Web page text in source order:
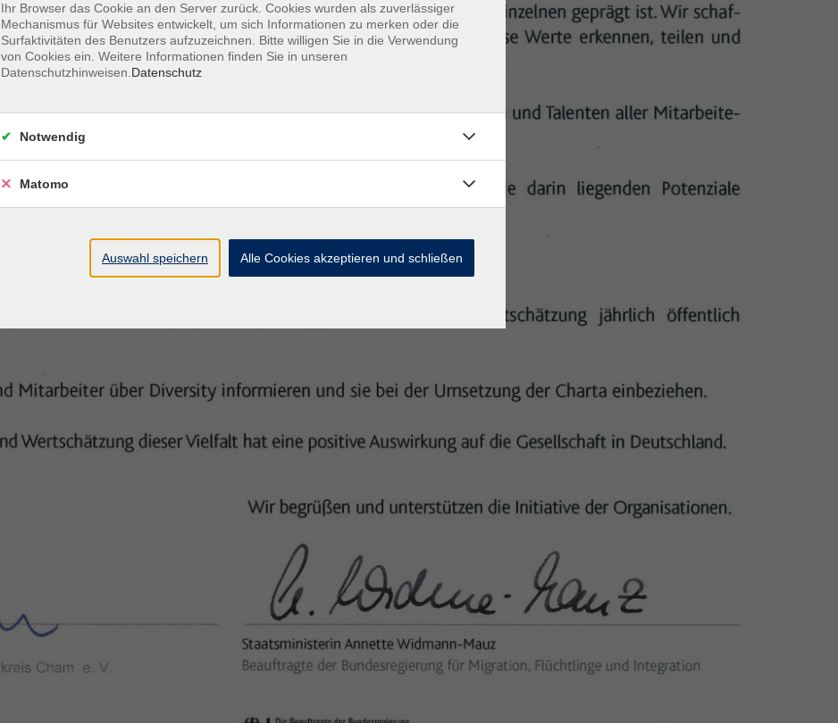
Ihr Browser das Cookie an den Server zurück. Cookies wurden als zuverlässiger
Mechanismus für Websites entwickelt, um sich Informationen zu merken oder die
Surfaktivitäten des Benutzers aufzuzeichnen. Bitte willigen Sie in die Verwendung
von Cookies ein. Weitere Informationen finden Sie in unseren
Datenschutzhinweisen. Datenschutz
Notwendig
Matomo
Auswahl speichern Alle Cookies akzeptieren und schließen